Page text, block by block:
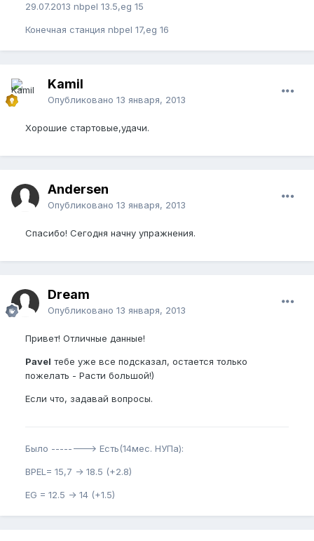
29.07.2013 nbpel 13.5,eg 15
Конечная станция nbpel 17,eg 16
Kamil
Опубликовано 13 января, 2013
Хорошие стартовые,удачи.
Andersen
Опубликовано 13 января, 2013
Спасибо! Сегодня начну упражнения.
Dream
Опубликовано 13 января, 2013
Привет! Отличные данные!
Pavel тебе уже все подсказал, остается только
пожелать - Расти большой!)
Если что, задавай вопросы.
Было --------> Есть(14мес. НУПа):
BPEL= 15,7 -> 18.5 (+2.8)
EG = 12.5 -> 14 (+1.5)